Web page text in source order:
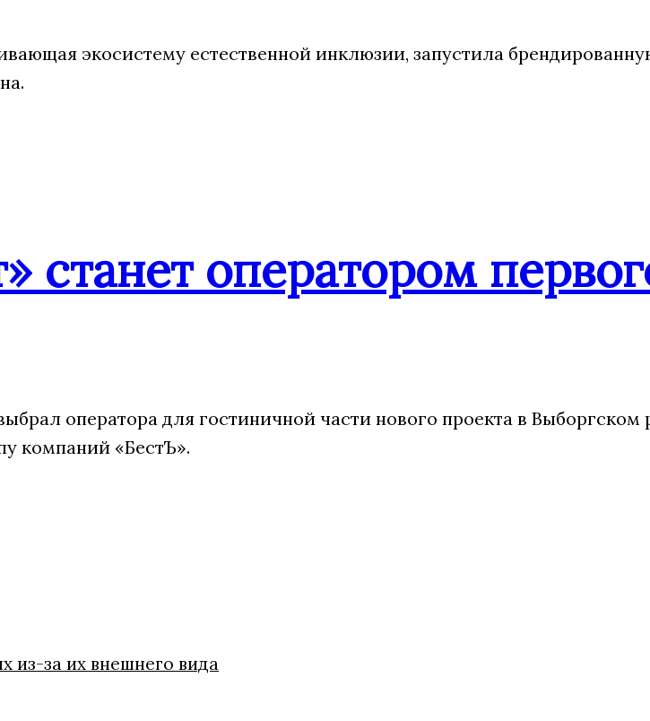
экосистему естественной инклюзии, запустила
оператором
оператора для гостиничной части нового проекта в
компаний «БестЪ».
из-за их внешнего вида